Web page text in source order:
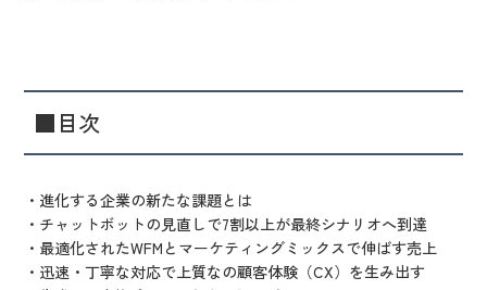
■目次
・進化する企業の新たな課題とは
・チャットボットの見直しで7割以上が最終シナリオへ到達
・最適化されたWFMとマーケティングミックスで伸ばす売上
・迅速・丁寧な対応で上質なの顧客体験（CX）を生み出す